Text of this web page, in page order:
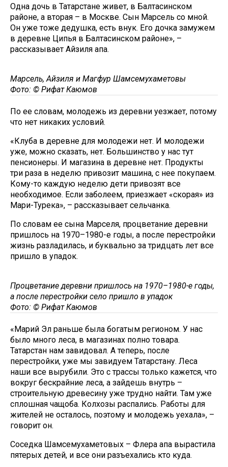
Одна дочь в Татарстане живет, в Балтасинском
районе, а вторая – в Москве. Сын Марсель со мной.
Он уже тоже дедушка, есть внук. Его дочка замужем
в деревне Ципья в Балтасинском районе», –
рассказывает Айзиля апа.
Марсель, Айзиля и Магфур Шамсемухаметовы
Фото: © Рифат Каюмов
По ее словам, молодежь из деревни уезжает, потому
что нет никаких условий.
«Клуба в деревне для молодежи нет. И молодежи
уже, можно сказать, нет. Большинство у нас тут
пенсионеры. И магазина в деревне нет. Продукты
три раза в неделю привозит машина, с нее покупаем.
Кому-то каждую неделю дети привозят все
необходимое. Если заболеем, приезжает «скорая» из
Мари-Турека», – рассказывает сельчанка.
По словам ее сына Марселя, процветание деревни
пришлось на 1970–1980-е годы, а после перестройки
жизнь разладилась, и буквально за тридцать лет все
пришло в упадок.
Процветание деревни пришлось на 1970–1980-е годы,
а после перестройки село пришло в упадок
Фото: © Рифат Каюмов
«Марий Эл раньше была богатым регионом. У нас
было много леса, в магазинах полно товара.
Татарстан нам завидовал. А теперь, после
перестройки, уже мы завидуем Татарстану. Леса
наши все вырубили. Это с трассы только кажется, что
вокруг бескрайние леса, а зайдешь внутрь –
строительную древесину уже трудно найти. Там уже
сплошная чащоба. Колхозы распались. Работы для
жителей не осталось, поэтому и молодежь уехала», –
говорит он.
Соседка Шамсемухаметовых – Флера апа вырастила
пятерых детей, и все они разъехались кто куда.